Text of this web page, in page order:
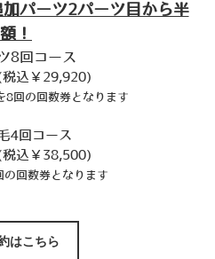
パーツ2パーツ目から半
額！
8回コース
込￥29,920)
8回の回数券となります
4回コース
込￥38,500)
回数券となります
はこちら